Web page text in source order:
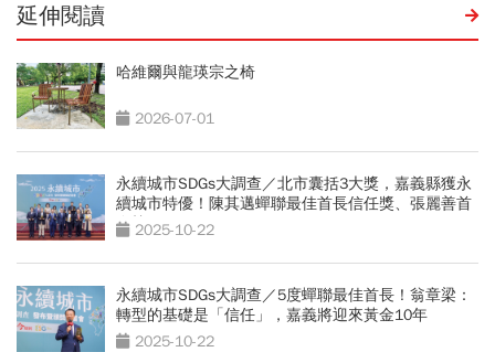
延伸閱讀
哈維爾與龍瑛宗之椅
2026-07-01
永續城市SDGs大調查／北市囊括3大獎，嘉義縣獲永
續城市特優！陳其邁蟬聯最佳首長信任獎、張麗善首
進榜2025-10-22
永續城市SDGs大調查／5度蟬聯最佳首長！翁章梁：
轉型的基礎是「信任」，嘉義將迎來黃金10年
2025-10-22